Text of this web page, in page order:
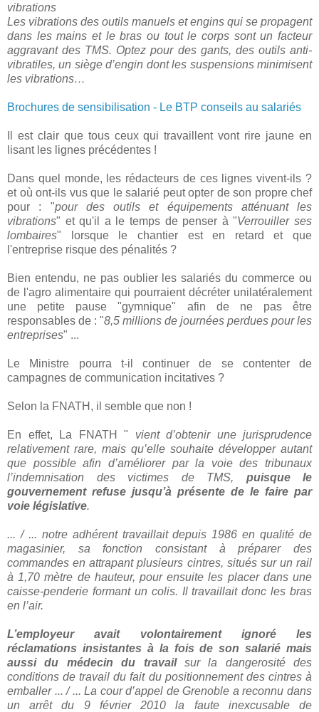
vibrations
Les vibrations des outils manuels et engins qui se propagent
dans les mains et le bras ou tout le corps sont un facteur
aggravant des TMS. Optez pour des gants, des outils anti-
vibratiles, un siège d’engin dont les suspensions minimisent
les vibrations…
Brochures de sensibilisation - Le BTP conseils au salariés
Il est clair que tous ceux qui travaillent vont rire jaune en
lisant les lignes précédentes !
Dans quel monde, les rédacteurs de ces lignes vivent-ils ?
et où ont-ils vus que le salarié peut opter de son propre chef
pour : "pour des outils et équipements atténuant les
vibrations" et qu'il a le temps de penser à "Verrouiller ses
lombaires" lorsque le chantier est en retard et que
l'entreprise risque des pénalités ?
Bien entendu, ne pas oublier les salariés du commerce ou
de l'agro alimentaire qui pourraient décréter unilatéralement
une petite pause "gymnique" afin de ne pas être
responsables de : "8,5 millions de journées perdues pour les
entreprises" ...
Le Ministre pourra t-il continuer de se contenter de
campagnes de communication incitatives ?
Selon la FNATH, il semble que non !
En effet, La FNATH " vient d’obtenir une jurisprudence
relativement rare, mais qu’elle souhaite développer autant
que possible afin d’améliorer par la voie des tribunaux
l’indemnisation des victimes de TMS, puisque le
gouvernement refuse jusqu’à présente de le faire par
voie législative.
... / ... notre adhérent travaillait depuis 1986 en qualité de
magasinier, sa fonction consistant à préparer des
commandes en attrapant plusieurs cintres, situés sur un rail
à 1,70 mètre de hauteur, pour ensuite les placer dans une
caisse-penderie formant un colis. Il travaillait donc les bras
en l’air.
L’employeur avait volontairement ignoré les
réclamations insistantes à la fois de son salarié mais
aussi du médecin du travail sur la dangerosité des
conditions de travail du fait du positionnement des cintres à
emballer ... / ...La cour d’appel de Grenoble a reconnu dans
un arrêt du 9 février 2010 la faute inexcusable de